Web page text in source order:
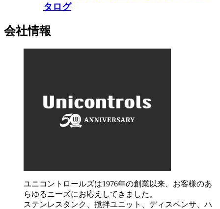
タログ
会社情報
ユニコントロールズは1976年の創業以来、お客様のあ
らゆるニーズにお応えしてきました。
ステンレスタンク、撹拌ユニット、ディスペンサ、ハ